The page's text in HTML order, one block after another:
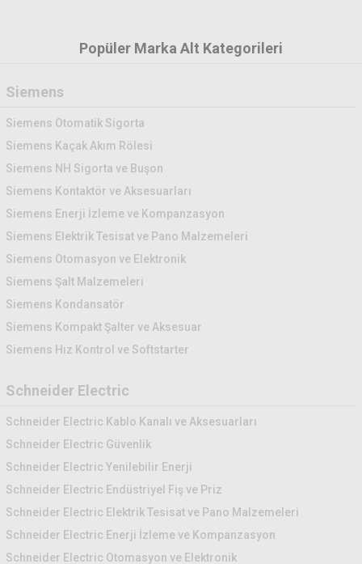
Popüler Marka Alt Kategorileri
Siemens
Siemens Otomatik Sigorta
Siemens Kaçak Akım Rölesi
Siemens NH Sigorta ve Buşon
Siemens Kontaktör ve Aksesuarları
Siemens Enerji İzleme ve Kompanzasyon
Siemens Elektrik Tesisat ve Pano Malzemeleri
Siemens Otomasyon ve Elektronik
Siemens Şalt Malzemeleri
Siemens Kondansatör
Siemens Kompakt Şalter ve Aksesuar
Siemens Hız Kontrol ve Softstarter
Schneider Electric
Schneider Electric Kablo Kanalı ve Aksesuarları
Schneider Electric Güvenlik
Schneider Electric Yenilebilir Enerji
Schneider Electric Endüstriyel Fiş ve Priz
Schneider Electric Elektrik Tesisat ve Pano Malzemeleri
Schneider Electric Enerji İzleme ve Kompanzasyon
Schneider Electric Otomasyon ve Elektronik